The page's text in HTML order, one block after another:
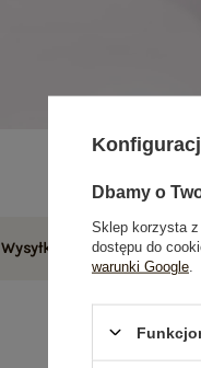
Wysyłka i dostawa
Dbamy o
Sklep korzysta z
dostępu do
warunki Google